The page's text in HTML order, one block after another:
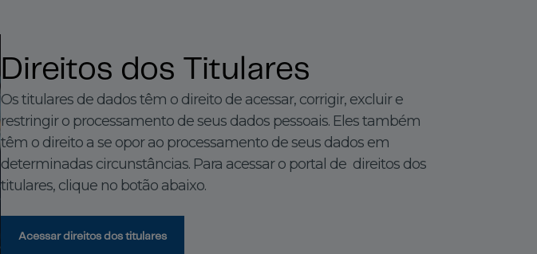
Direitos dos Titulares
Os titulares de dados têm o direito de acessar, corrigir, excluir e
restringir o processamento de seus dados pessoais. Eles também
têm o direito a se opor ao processamento de seus dados em
determinadas circunstâncias. Para acessar o portal de direitos dos
titulares, clique no botão abaixo.
Acessar direitos dos titulares